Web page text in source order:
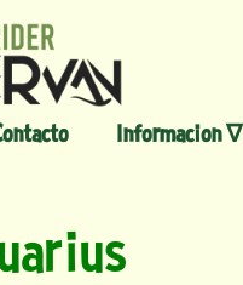
Informacion ∇